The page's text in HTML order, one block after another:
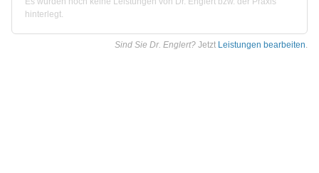
hinterlegt.
Sind Sie Dr. Englert? Jetzt Leistungen bearbeiten.